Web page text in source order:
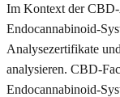
Im Kontext der
Endocannabinoid-
Analysezertifikate
analysieren. CBD-
Endocannabinoid-